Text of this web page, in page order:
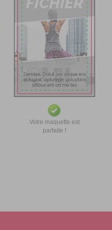
Votre maquette est
parfaite !